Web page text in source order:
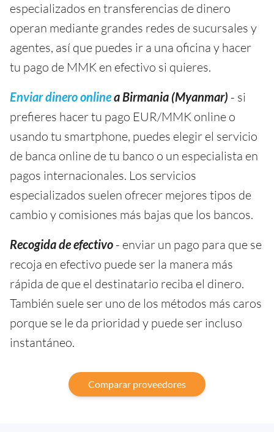
especializados en transferencias de dinero
operan mediante grandes redes de sucursales y
agentes, así que puedes ir a una oficina y hacer
tu pago de MMK en efectivo si quieres.
Enviar dinero onlinea Birmania (Myanmar) - si
prefieres hacer tu pago EUR/MMK online o
usando tu smartphone, puedes elegir el servicio
de banca online de tu banco o un especialista en
pagos internacionales. Los servicios
especializados suelen ofrecer mejores tipos de
cambio y comisiones más bajas que los bancos.
Recogida de efectivo - enviar un pago para que se
recoja en efectivo puede ser la manera más
rápida de que el destinatario reciba el dinero.
También suele ser uno de los métodos más caros
porque se le da prioridad y puede ser incluso
instantáneo.
Comparar proveedores